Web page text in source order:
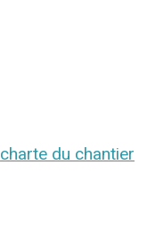
charte du chantier